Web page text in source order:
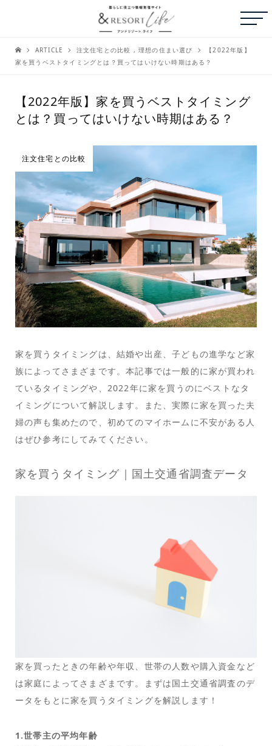
ARTICLE 注文住宅との比較 , 理想の住まい選び
【2022年版】
家を買うベストタイミングとは？買ってはいけない時期はある？
【2022年版】家を買うベストタイミング
とは？買ってはいけない時期はある？
注文住宅との比較
家を買うタイミングは、結婚や出産、子どもの進学など家
族によってさまざまです。本記事では一般的に家が買われ
ているタイミングや、2022年に家を買うのにベストなタ
イミングについて解説します。また、実際に家を買った夫
婦の声も集めたので、初めてのマイホームに不安がある人
はぜひ参考にしてみてください。
家を買うタイミング｜国土交通省調査データ
家を買ったときの年齢や年収、世帯の人数や購入資金など
は家庭によってさまざまです。まずは国土交通省調査のデ
ータをもとに家を買うタイミングを解説します！
1.世帯主の平均年齢